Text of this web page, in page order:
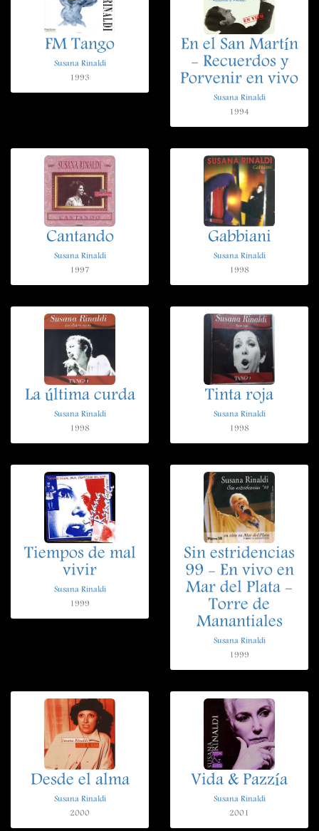
FM Tango
Susana Rinaldi
1993
En el San Martín
- Recuerdos y
Porvenir en vivo
Susana Rinaldi
1994
Cantando
Susana Rinaldi
1997
Gabbiani
Susana Rinaldi
1998
La última curda
Susana Rinaldi
1998
Tinta roja
Susana Rinaldi
1998
Tiempos de mal
vivir
Susana Rinaldi
1999
Sin estridencias
99 - En vivo en
Mar del Plata -
Torre de
Manantiales
Susana Rinaldi
1999
Desde el alma
Susana Rinaldi
2000
Vida & Pazzía
Susana Rinaldi
2001